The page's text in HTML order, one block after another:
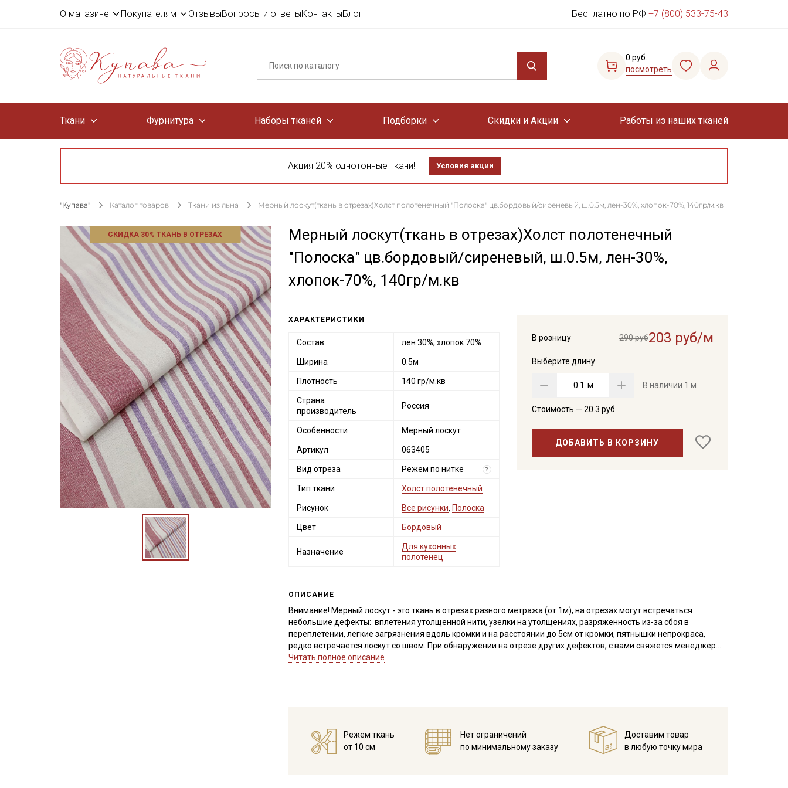
О магазине Покупателям ОтзывыВопросы и ответыКонтактыБлог Бесплатно по РФ +7 (800) 533-75-43
0 руб.
посмотреть
Ткани Фурнитура Наборы тканей Подборки Скидки и Акции Работы из наших тканей
Акция 20% однотонные ткани! Условия акции
"Купава" Каталог товаров Ткани из льна Мерный лоскут(ткань в отрезах)Холст полотенечный "Полоска" цв.бордовый/сиреневый, ш.0.5м, лен-30%, хлопок-70%, 140гр/м.кв
СКИДКА 30% ТКАНЬ В ОТРЕЗАХ
Мерный лоскут(ткань в отрезах)Холст полотенечный
"Полоска" цв.бордовый/сиреневый, ш.0.5м, лен-30%,
хлопок-70%, 140гр/м.кв
В розницу 290 руб203 руб/м
Выберите длину
м В наличии 1 м
Стоимость — 20.3 руб
ДОБАВИТЬ В КОРЗИНУ
ХАРАКТЕРИСТИКИ
Состав лен 30%; хлопок 70%
Ширина 0.5м
Плотность 140 гр/м.кв
Страна
производитель
Россия
Особенности Мерный лоскут
Артикул 063405
Вид отреза Режем по нитке ?
Тип ткани Холст полотенечный
Рисунок Все рисунки, Полоска
Цвет Бордовый
Назначение
Для кухонных
полотенец
ОПИСАНИЕ
Внимание! Мерный лоскут - это ткань в отрезах разного метража (от 1м), на отрезах могут встречаться
небольшие дефекты: вплетения утолщенной нити, узелки на утолщениях, разряженность из-за сбоя в
переплетении, легкие загрязнения вдоль кромки и на расстоянии до 5см от кромки, пятнышки непрокраса,
редко встречается лоскут со швом. При обнаружении на отрезе других дефектов, с вами свяжется менеджер
для дополнительного согласования. В комментариях к заказу просим указывать необходимый единый метраж.
Внимание! На ткани встречаются утолщения из-за вплетения более толстой нити, ширина полотна +-1см.
Просим учитывать это при заказе!
Читать полное описание
Режем ткань
от 10 см
Нет ограничений
по минимальному заказу
Доставим товар
в любую точку мира